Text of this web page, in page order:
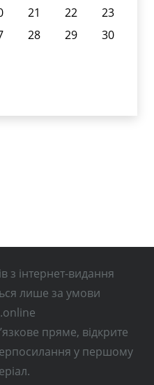
21 22
23
28 29
30
з інтернет-видання
лише за умови
пряме, відкрите
у першому